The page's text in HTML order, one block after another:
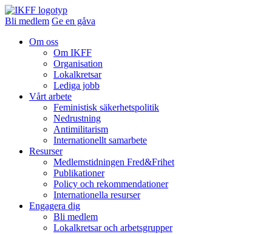
Bli medlem Ge en gåva
Om oss
Om IKFF
Organisation
Lokalkretsar
Lediga jobb
Vårt arbete
Feministisk säkerhetspolitik
Nedrustning
Antimilitarism
Internationellt samarbete
Resurser
Medlemstidningen Fred&Frihet
Publikationer
Policy och rekommendationer
Internationella resurser
Engagera dig
Bli medlem
Lokalkretsar och arbetsgrupper